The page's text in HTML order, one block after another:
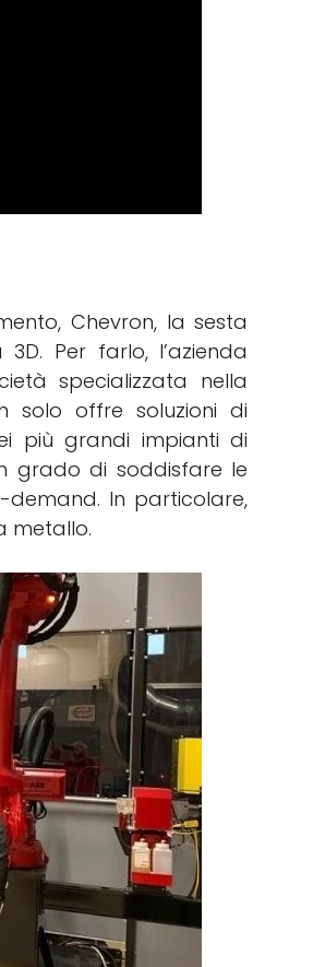
Chevron, la sesta
Per farlo, l’azienda
specializzata nella
solo offre soluzioni di
più grandi impianti di
grado di soddisfare le
In particolare,
metallo.